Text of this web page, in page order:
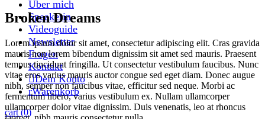
Über mich
Speakerin
Videoguide
Newsletter
Fragen
Kontakt
Dein Konto
Warenkorb
cart (0)
Broken Dreams
Lorem ipsum dolor sit amet, consectetur adipiscing elit. Cras gravida
mauris non lorem bibendum dignissim sit amet sed mauris. Praesent
tempus tincidunt fringilla. Ut consectetur vestibulum faucibus. Nunc
vitae eros varius mauris auctor congue sed eget diam. Donec augue
nibh, semper non faucibus vitae, efficitur sed neque. Morbi ac
fermentum libero, varius vestibulum ex. Nullam ullamcorper
ullamcorper dolor vitae dignissim. Duis venenatis, leo at rhoncus